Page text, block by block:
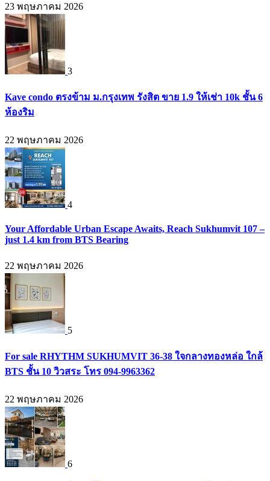
23 พฤษภาคม 2026
3
Kave condo ตรงข้าม ม.กรุงเทพ รังสิต ขาย 1.9 ให้เช่า 10k ชั้น 6
ห้องริม
22 พฤษภาคม 2026
4
Your Affordable Urban Escape Awaits, Reach Sukhumvit 107 –
just 1.4 km from BTS Bearing
22 พฤษภาคม 2026
5
For sale RHYTHM SUKHUMVIT 36-38 ใจกลางทองหล่อ ใกล้
BTS ชั้น 10 วิวสระ โทร 094-9963362
22 พฤษภาคม 2026
6